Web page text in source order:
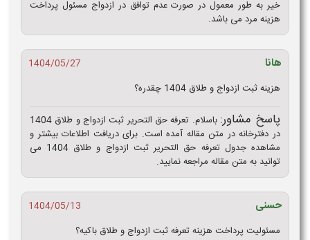
خیر به طور معمول در صورت عدم توافق در ازدواج مسئول پرداخت
هزینه مرد می باشد.
هانا
1404/05/27
هزینه ثبت ازدواج و طلاق 1404 چقدره؟
پاسخ مشاور:
باسلام. تعرفه حق التحریر ثبت ازدواج و طلاق 1404
در دفترخانه در متن مقاله آمده است. برای دریافت اطلاعات بیشتر و
مشاهده جدول تعرفه حق التحریر ثبت ازدواج و طلاق 1404 می
توانید به متن مقاله مراجعه نمایید.
حسنی
1404/05/13
مسئولیت پرداخت هزینه تعرفه ثبت ازدواج و طلاق باکیه؟